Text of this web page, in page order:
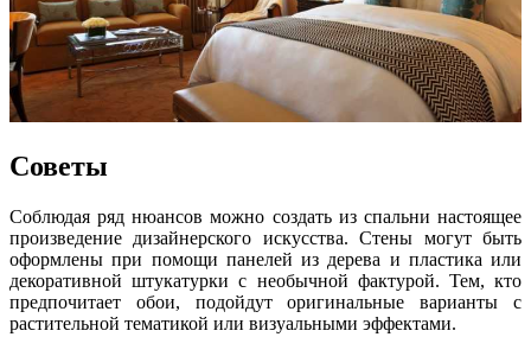
Советы
Соблюдая ряд нюансов можно создать из спальни настоящее
произведение дизайнерского искусства. Стены могут быть
оформлены при помощи панелей из дерева и пластика или
декоративной штукатурки с необычной фактурой. Тем, кто
предпочитает обои, подойдут оригинальные варианты с
растительной тематикой или визуальными эффектами.